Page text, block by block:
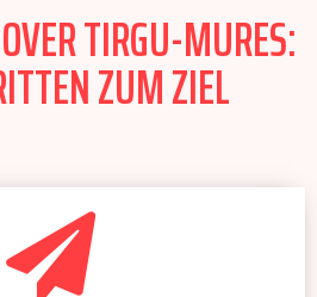
TIRGU-MURES:
ZUM ZIEL